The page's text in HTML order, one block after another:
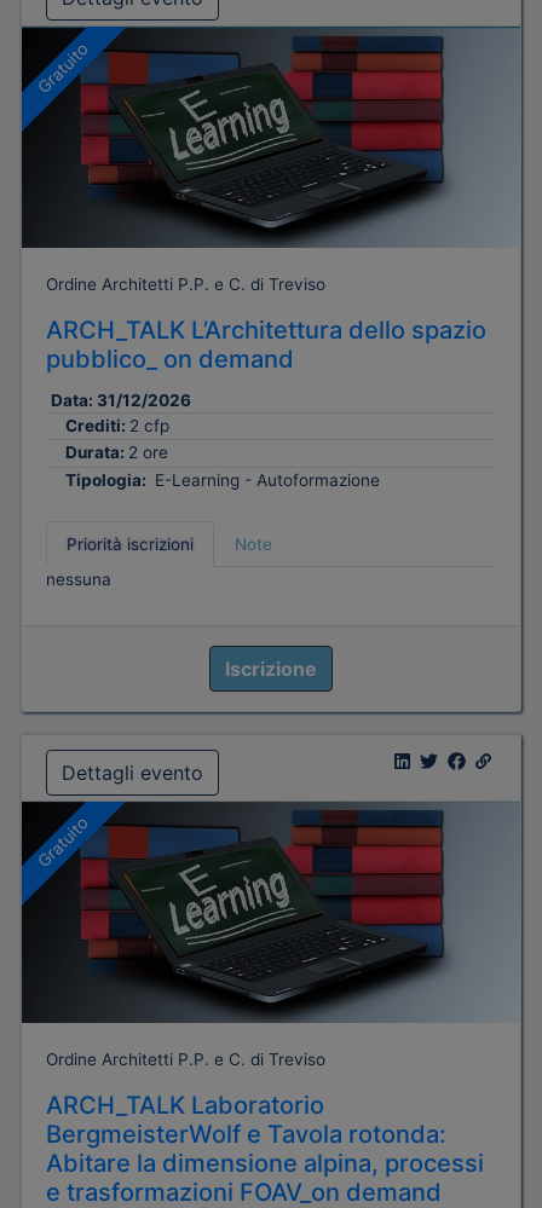
Gratuito
Ordine Architetti P.P. e C. di Treviso
ARCH_TALK L’Architettura dello spazio
pubblico_ on demand
Data: 31/12/2026
Crediti: 2 cfp
Durata: 2 ore
Tipologia: E-Learning - Autoformazione
Priorità iscrizioni
Note
nessuna
Iscrizione
Dettagli evento
Gratuito
Ordine Architetti P.P. e C. di Treviso
ARCH_TALK Laboratorio
BergmeisterWolf e Tavola rotonda:
Abitare la dimensione alpina, processi
e trasformazioni FOAV_on demand